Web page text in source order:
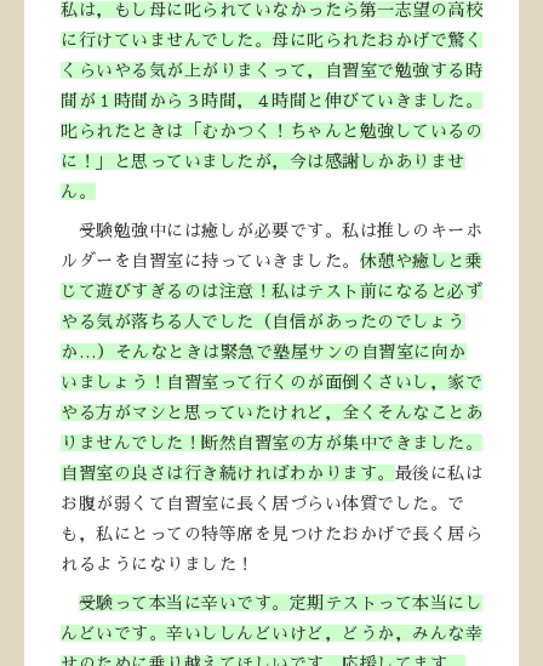
私は，もし母に叱られていなかったら第一志望の高校
に行けていませんでした。母に叱られたおかげで驚く
くらいやる気が上がりまくって，自習室で勉強する時
間が１時間から３時間，４時間と伸びていきました。
叱られたときは「むかつく！ちゃんと勉強しているの
に！」と思っていましたが，今は感謝しかありませ
ん。
受験勉強中には癒しが必要です。私は推しのキーホ
ルダーを自習室に持っていきました。 休憩や癒しと乗
じて遊びすぎるのは注意！私はテスト前になると必ず
やる気が落ちる人でした（自信があったのでしょう
か…）そんなときは緊急で塾屋サンの自習室に向か
いましょう！自習室って行くのが面倒くさいし，家で
やる方がマシと思っていたけれど，全くそんなことあ
りませんでした！断然自習室の方が集中できました。
自習室の良さは行き続ければわかります。 最後に私は
お腹が弱くて自習室に長く居づらい体質でした。で
も，私にとっての特等席を見つけたおかげで長く居ら
れるようになりました！
受験って本当に辛いです。定期テストって本当にし
んどいです。辛いししんどいけど，どうか，みんな幸